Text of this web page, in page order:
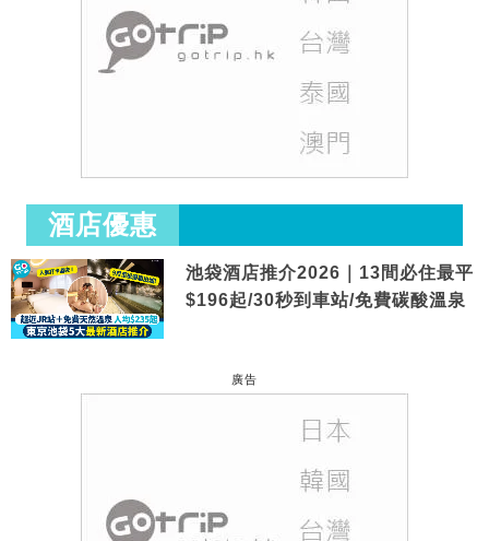
酒店優惠
池袋酒店推介2026｜13間必住最平
$196起/30秒到車站/免費碳酸溫泉
廣告